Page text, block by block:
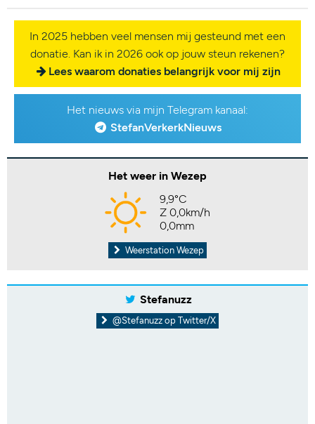
In 2025 hebben veel mensen mij gesteund met een
donatie. Kan ik in 2026 ook op jouw steun rekenen?
Lees waarom donaties belangrijk voor mij zijn
Het nieuws via mijn Telegram kanaal:
StefanVerkerkNieuws
Het weer in Wezep
9,9°C
Z 0,0km/h
0,0mm
Weerstation Wezep
Stefanuzz
@Stefanuzz op Twitter/X